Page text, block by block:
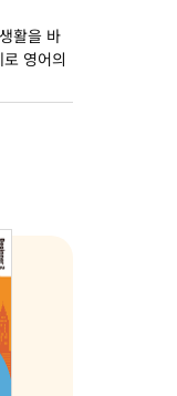
활을 바
영어의